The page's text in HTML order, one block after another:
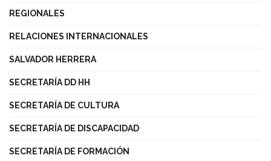
REGIONALES
RELACIONES INTERNACIONALES
SALVADOR HERRERA
SECRETARÍA DD HH
SECRETARÍA DE CULTURA
SECRETARÍA DE DISCAPACIDAD
SECRETARÍA DE FORMACIÓN